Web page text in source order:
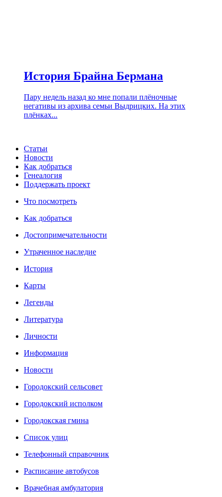
История Брайна Бермана
Пару недель назад ко мне попали плёночные
негативы из архива семьи Выдрицких. На этих
плёнках...
Статьи
Новости
Как добраться
Генеалогия
Поддержать проект
Что посмотреть
Как добраться
Достопримечательности
Утраченное наследие
История
Карты
Легенды
Литература
Личности
Информация
Новости
Городокский сельсовет
Городокский исполком
Городокская гмина
Список улиц
Телефонный справочник
Расписание автобусов
Врачебная амбулатория